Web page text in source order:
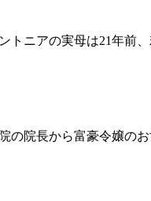
ニアの実母は21年前
院長から富豪令嬢の